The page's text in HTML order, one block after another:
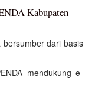
Kabupaten
bersumber dari basis
mendukung e-